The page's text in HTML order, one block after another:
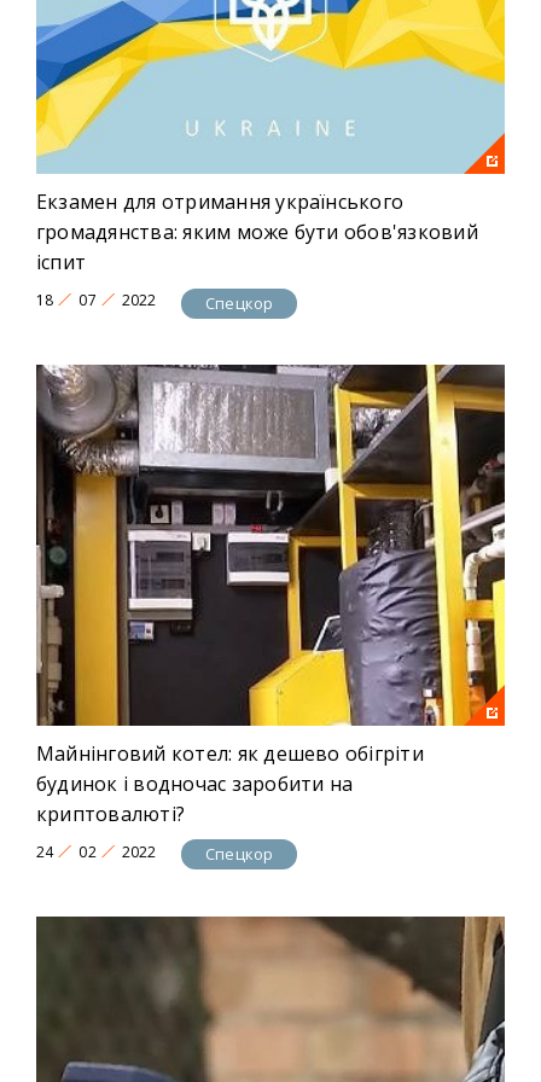
Екзамен для отримання українського
громадянства: яким може бути обов'язковий
іспит
18 07 2022 Спецкор
Майнінговий котел: як дешево обігріти
будинок і водночас заробити на
криптовалюті?
24 02 2022 Спецкор